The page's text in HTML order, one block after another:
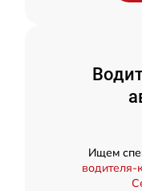
Ищем
водителя-